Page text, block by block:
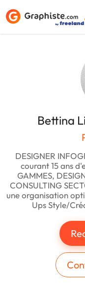
Bettina
DESIGNER
courant 15 ans
GAMMES,
CONSULTING
une organisation
Ups Style/